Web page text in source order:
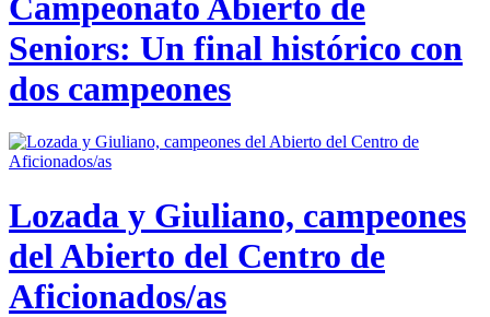
Seniors: Un final histórico con
dos campeones
Lozada y Giuliano, campeones
del Abierto del Centro de
Aficionados/as